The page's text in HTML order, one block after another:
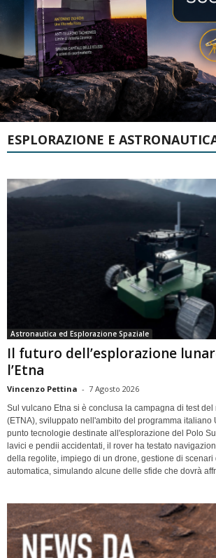
ESPLORAZIONE E
Astronautica ed Esplorazione Spaziale
Il futuro dell’esplorazione
l’Etna
Vincenzo Pettina - 7 Agosto 2026
Sul vulcano Etna si è conclusa la campagna di test
(ETNA), sviluppato nell'ambito del programma italiano
punto tecnologie destinate all'esplorazione del Polo
lavici e pendii accidentati, il rover ha testato
della regolite, impiego di un drone, gestione di scenari
automatica, simulando alcune delle sfide che dovrà